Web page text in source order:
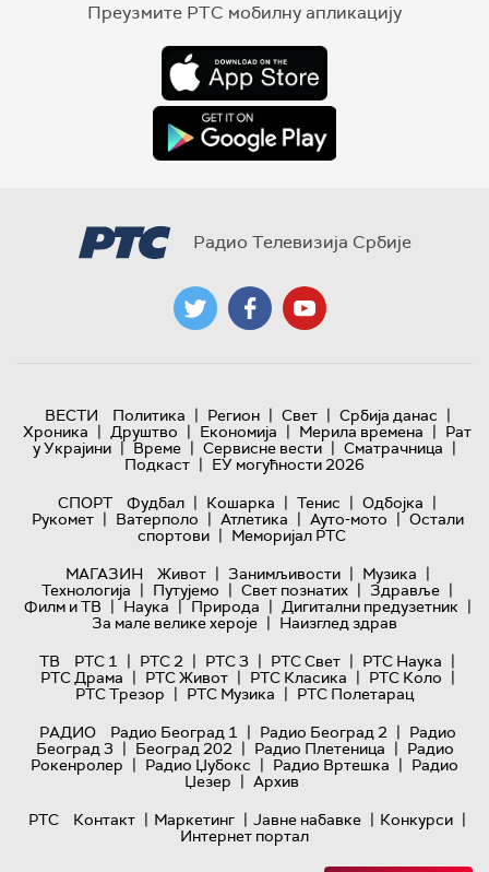
Преузмите РТС мобилну апликацију
Радио Телевизија Србије
ВЕСТИ Политика | Регион | Свет | Србија данас |
Хроника | Друштво | Економија | Мерила времена | Рат
у Украјини | Време | Сервисне вести | Сматрачница |
Подкаст | ЕУ могућности 2026
СПОРТ
Фудбал | Кошарка | Тенис | Одбојка |
Рукомет | Ватерполо | Атлетика | Ауто-мото | Остали
спортови | Меморијал РТС
МАГАЗИН
Живот | Занимљивости | Музика |
Технологијa | Путујемо | Свет познатих | Здравље |
Филм и ТВ | Наука | Природа | Дигитални предузетник |
За мале велике хероје | Наизглед здрав
ТВ
РТС 1 | РТС 2 | РТС 3 | РТС Свет | РТС Наука |
РТС Драма | РТС Живот | РТС Класика | РТС Коло |
РТС Трезор | РТС Музика | РТС Полетарац
РАДИО
Радио Београд 1 | Радио Београд 2 | Радио
Београд 3 | Београд 202 | Радио Плетеница | Радио
Рокенролер | Радио Џубокс | Радио Вртешка | Радио
Џезер | Архив
РТС
Контакт | Маркетинг | Јавне набавке | Конкурси |
Интернет портал